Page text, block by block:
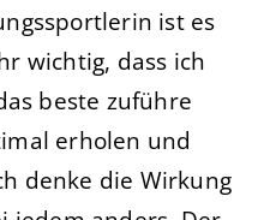
ist es
wichtig, dass ich
beste zuführe
erholen und
denke die Wirkung